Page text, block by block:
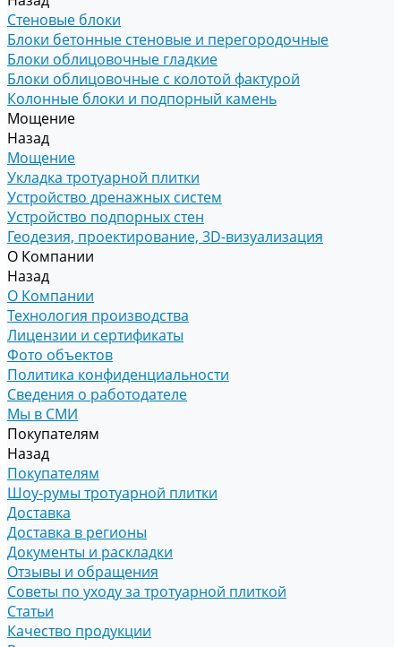
Стеновые блоки
Блоки бетонные стеновые и перегородочные
Блоки облицовочные гладкие
Блоки облицовочные с колотой фактурой
Колонные блоки и подпорный камень
Мощение
Назад
Мощение
Укладка тротуарной плитки
Устройство дренажных систем
Устройство подпорных стен
Геодезия, проектирование, 3D-визуализация
О Компании
Назад
О Компании
Технология производства
Лицензии и сертификаты
Фото объектов
Политика конфиденциальности
Сведения о работодателе
Мы в СМИ
Покупателям
Назад
Покупателям
Шоу-румы тротуарной плитки
Доставка
Доставка в регионы
Документы и раскладки
Отзывы и обращения
Советы по уходу за тротуарной плиткой
Статьи
Качество продукции